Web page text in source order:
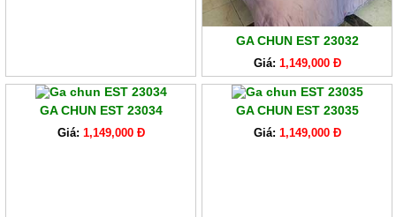
GA CHUN EST 23032
Giá: 1,149,000 Đ
GA CHUN EST 23034
Giá: 1,149,000 Đ
GA CHUN EST 23035
Giá: 1,149,000 Đ